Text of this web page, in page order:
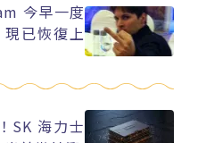
今早一度
已恢復上
SK 海力士